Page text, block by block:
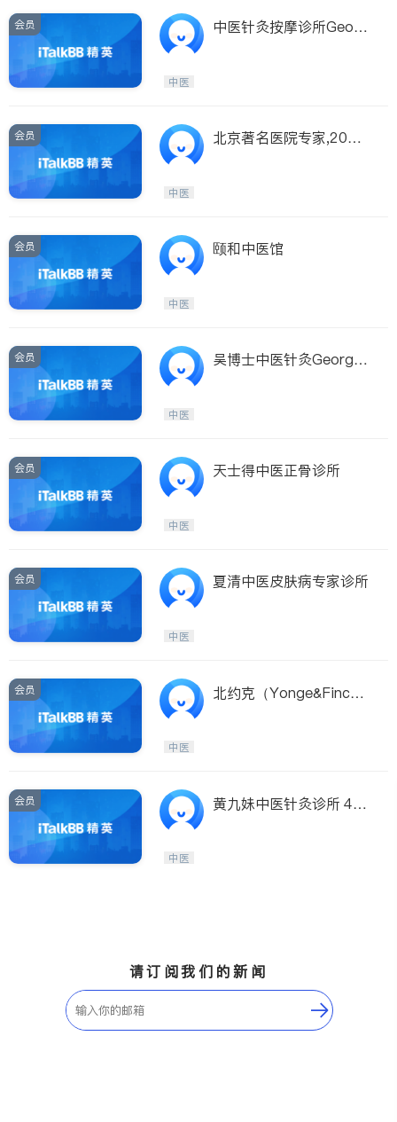
会员
中医针灸按摩诊所Georg
中医
会员
北京著名医院专家,20年
中医
会员 颐和中医馆
中医
会员
吴博士中医针灸George
中医
会员 天士得中医正骨诊所
中医
会员 夏清中医皮肤病专家诊所
中医
会员
北约克（Yonge&Finc
中医
会员
黄九妹中医针灸诊所 40
中医
请订阅我们的新闻